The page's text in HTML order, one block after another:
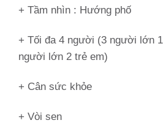
+ Tầm nhìn : Hướng phố
+ Tối đa 4 người (3 người lớn
người lớn 2 trẻ em)
+ Cân sức khỏe
+ Vòi sen